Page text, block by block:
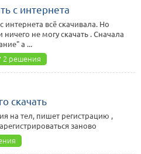
с интернета
всё скачивала. Но
не могу скачать . Сначала
а ...
2 решения
скачать
на тел, пишет регистрацию ,
заново